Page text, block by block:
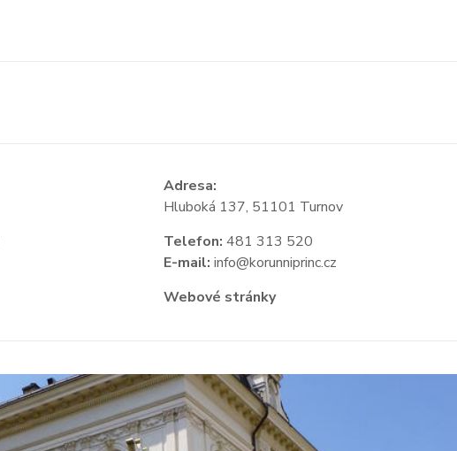
Adresa:
Hluboká 137, 51101 Turnov
Telefon: 481 313 520
E-mail: info@korunniprinc.cz
Webové stránky